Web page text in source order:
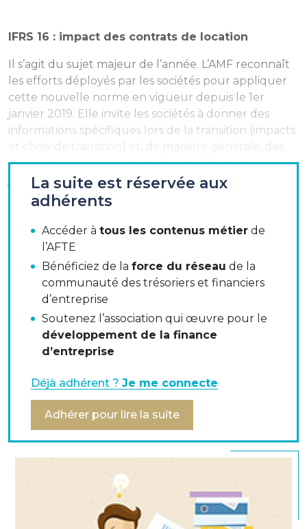
IFRS 16 : impact des contrats de location
Il s’agit du sujet majeur de l’année. L’AMF reconnaît
les efforts déployés par les sociétés pour appliquer
cette nouvelle norme en vigueur depuis le 1er
janvier 2019. Elle invite les sociétés à donner des
informations spécifiques lors de la transition (impacts
et choix de transition) et, de manière générale, des
informations sur les aspects faisant l’objet de
jugements importants (principes comptables et
analyses effectuées) notamment sur les durées des
IFRS 9 et IFRS 15 : un premier bilan après une
entrée en vigueur au 1er janvier 2018
Dans le cadre de l’application d’IFRS 9, l’AMF rappelle
aux institutions financières l’importance de maintenir
informations dans les états financiers notamment sur
significative du risque de crédit et la qualité de
crédit des actifs, dans la continuité des
recommandations déjà émises pour les arrêtés des
comptes 2017 et 2018.
Par ailleurs, concernant la comptabilisation du
chiffre d’affaires (IFRS 15), l’AMF recommande aux
sociétés de continuer à améliorer la pertinence et
La suite est réservée aux
adhérents
Accéder à tous les contenus métier de
l’AFTE
Bénéficiez de la force du réseau de la
communauté des trésoriers et financiers
d’entreprise
Soutenez l’association qui œuvre pour le
développement de la finance
d’entreprise
Déjà adhérent ? Je me connecte
Adhérer pour lire la suite